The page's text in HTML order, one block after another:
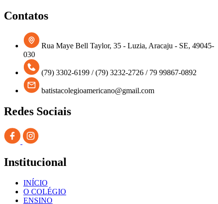
Contatos
Rua Maye Bell Taylor, 35 - Luzia, Aracaju - SE, 49045-
030
(79) 3302-6199 / (79) 3232-2726 / 79 99867-0892
batistacolegioamericano@gmail.com
Redes Sociais
Institucional
INÍCIO
O COLÉGIO
ENSINO